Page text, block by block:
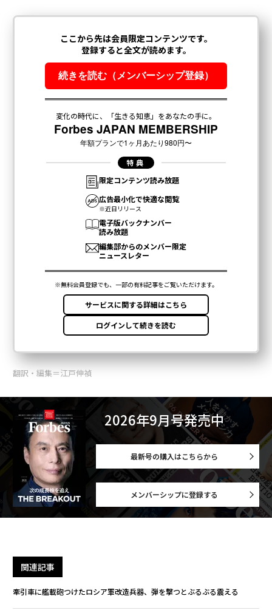
翻訳・編集＝江戸伸禎
2026年9月号発売中
最新号の購入はこちらから
メンバーシップに登録する
関連記事
牽引車に艦載砲つけたロシア軍改造兵器、弾を撃つとぶるぶる震える